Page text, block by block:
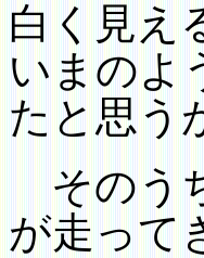
白く見え
いまのよ
たと思う
そのう
が走って